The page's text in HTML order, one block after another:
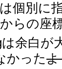
個別に
らの座
余白が
かった